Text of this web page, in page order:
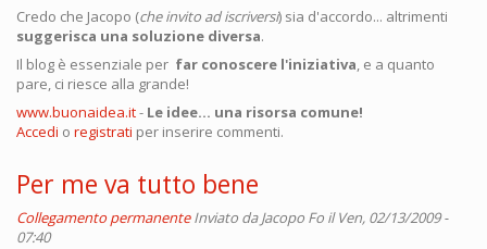
Credo che Jacopo (che invito ad iscriversi) sia d'accordo... altrimenti
suggerisca una soluzione diversa.
Il blog è essenziale per far conoscere l'iniziativa, e a quanto
pare, ci riesce alla grande!
www.buonaidea.it- Le idee... una risorsa comune!
Accedi o registrati per inserire commenti.
Per me va tutto bene
Collegamento permanente Inviato daJacopo Fo il Ven, 02/13/2009 -
07:40